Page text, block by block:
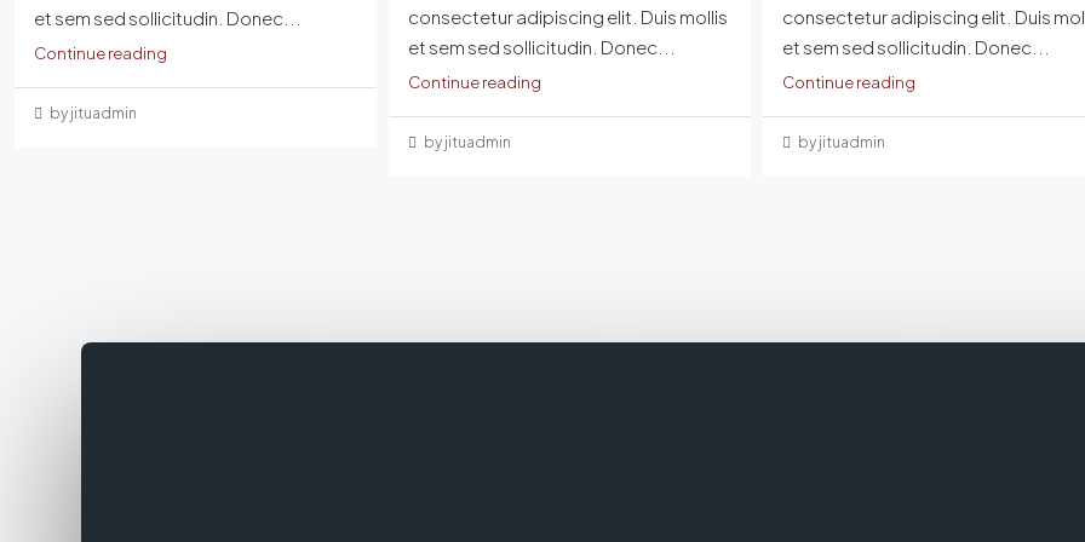
et sem sed sollicitudin. Donec...
Continue reading
by jituadmin
consectetur adipiscing elit. Duis mollis
et sem sed sollicitudin. Donec...
Continue reading
by jituadmin
consectetur adipiscing elit. Duis
et sem sed sollicitudin. Donec...
Continue reading
by jituadmin